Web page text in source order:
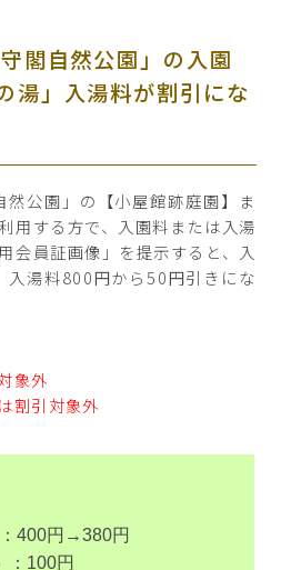
閣自然公園」の入園
湯」入湯料が割引にな
然公園」の【小屋館跡庭園】ま
用する方で、入園料または入湯
会員証画像」を提示すると、入
入湯料800円から50円引きにな
象外
割引対象外
400円→380円
：100円